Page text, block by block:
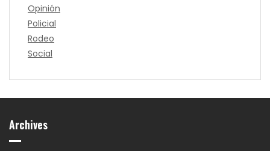
Opinión
Policial
Rodeo
Social
Archives